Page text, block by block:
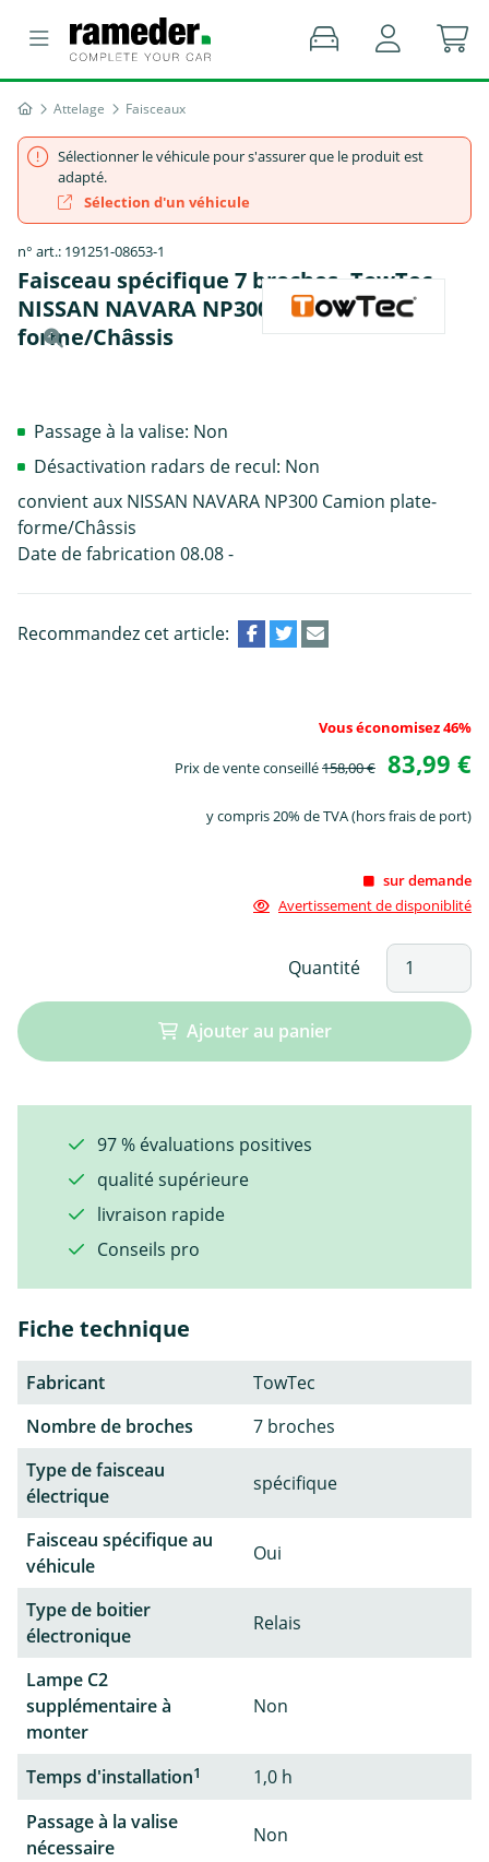
Attelage Faisceaux
Sélectionner le véhicule pour s'assurer que le produit est
adapté.
Sélection d'un véhicule
n° art.: 191251-08653-1
Faisceau spécifique 7 broches, TowTec -
NISSAN NAVARA NP300 Camion plate-
forme/Châssis
Passage à la valise: Non
Désactivation radars de recul: Non
convient aux NISSAN NAVARA NP300 Camion plate-
forme/Châssis
Date de fabrication 08.08 -
Recommandez cet article:
Vous économisez 46%
Prix de vente conseillé158,00 € 83,99 €
y compris 20% de TVA (hors frais de port)
sur demande
Avertissement de disponiblité
Quantité
Ajouter au panier
97 % évaluations positives
qualité supérieure
livraison rapide
Conseils pro
Fiche technique
Fabricant
TowTec
Nombre de broches
7 broches
Type de faisceau
électrique
spécifique
Faisceau spécifique au
véhicule
Oui
Type de boitier
électronique
Relais
Lampe C2
supplémentaire à
monter
Non
Temps d'installation1
1,0 h
Passage à la valise
nécessaire
Non